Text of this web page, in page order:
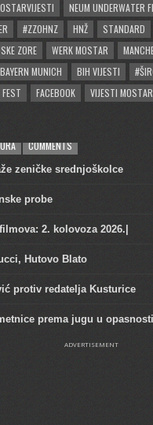
NEUM UNDERWATER
#ZZOHNZ HNŽ STANDARD
ZORE WERK MOSTAR
BAYERN MUNICH BIH VIJESTI
FACEBOOK VIJESTI MOSTAR
COMMENTS
zeničke srednjoškolce
probe
2. kolovoza 2026.|
Hutovo Blato
protiv redatelja Kusturice
prema jugu u opasnosti
ADVERTISEMENT